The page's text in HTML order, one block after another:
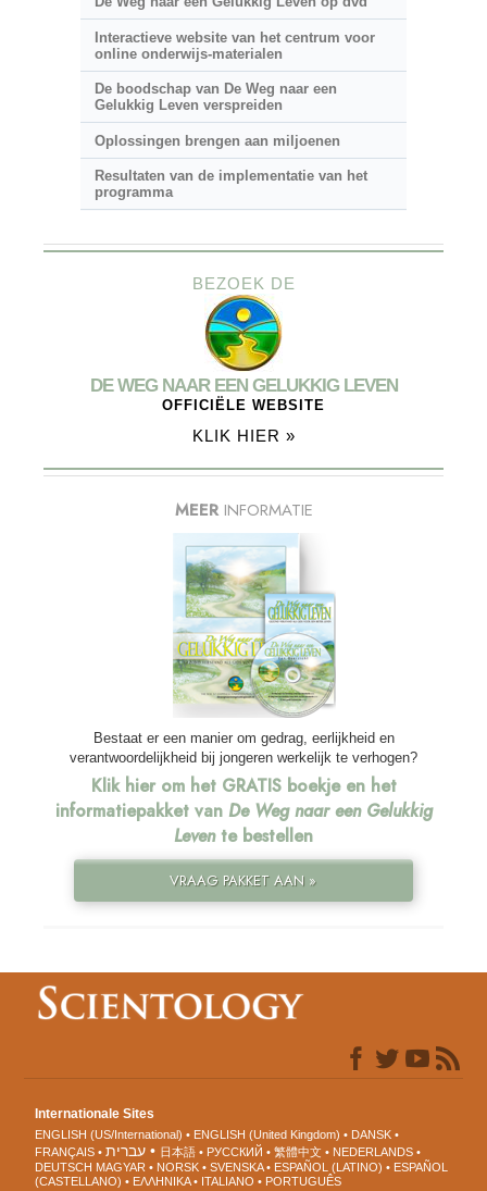
Interactieve website van het centrum voor
online onderwijs-materialen
De boodschap van De Weg naar een
Gelukkig Leven verspreiden
Oplossingen brengen aan miljoenen
Resultaten van de implementatie van het
programma
BEZOEK DE
DE WEG NAAR EEN GELUKKIG LEVEN
OFFICIËLE WEBSITE
KLIK HIER »
MEER INFORMATIE
Bestaat er een manier om gedrag, eerlijkheid en
verantwoordelijkheid bij jongeren werkelijk te verhogen?
Klik hier om het GRATIS boekje en het
informatiepakket van De Weg naar een Gelukkig
Levente bestellen
VRAAG PAKKET AAN »
Internationale Sites
ENGLISH (US/International) ENGLISH (United Kingdom)
DANSK
FRANÇAIS
עברית 日本語 РУССКИЙ 繁體中文
NEDERLANDS
DEUTSCH MAGYAR NORSK SVENSKA ESPAÑOL (LATINO)
ESPAÑOL
(CASTELLANO)
ΕΛΛΗΝΙΚA ITALIANO PORTUGUÊS